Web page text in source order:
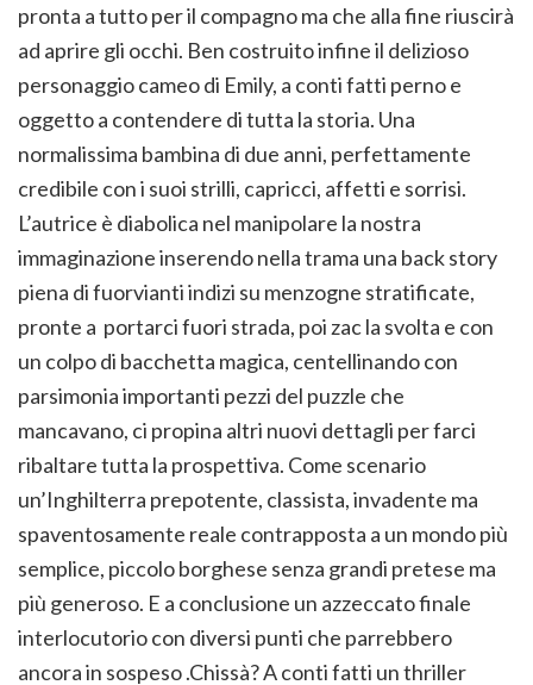
pronta a tutto per il compagno ma che alla fine riuscirà
ad aprire gli occhi. Ben costruito infine il delizioso
personaggio cameo di Emily, a conti fatti perno e
oggetto a contendere di tutta la storia. Una
normalissima bambina di due anni, perfettamente
credibile con i suoi strilli, capricci, affetti e sorrisi.
L’autrice è diabolica nel manipolare la nostra
immaginazione inserendo nella trama una back story
piena di fuorvianti indizi su menzogne stratificate,
pronte a portarci fuori strada, poi zac la svolta e con
un colpo di bacchetta magica, centellinando con
parsimonia importanti pezzi del puzzle che
mancavano, ci propina altri nuovi dettagli per farci
ribaltare tutta la prospettiva. Come scenario
un’Inghilterra prepotente, classista, invadente ma
spaventosamente reale contrapposta a un mondo più
semplice, piccolo borghese senza grandi pretese ma
più generoso. E a conclusione un azzeccato finale
interlocutorio con diversi punti che parrebbero
ancora in sospeso .Chissà? A conti fatti un thriller